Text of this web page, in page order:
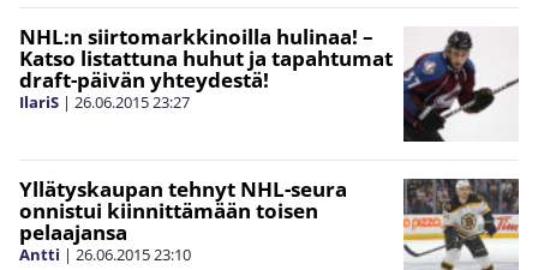
NHL:n siirtomarkkinoilla hulinaa! –
Katso listattuna huhut ja tapahtumat
draft-päivän yhteydestä!
IlariS | 26.06.2015 23:27
Yllätyskaupan tehnyt NHL-seura
onnistui kiinnittämään toisen
pelaajansa
Antti | 26.06.2015 23:10